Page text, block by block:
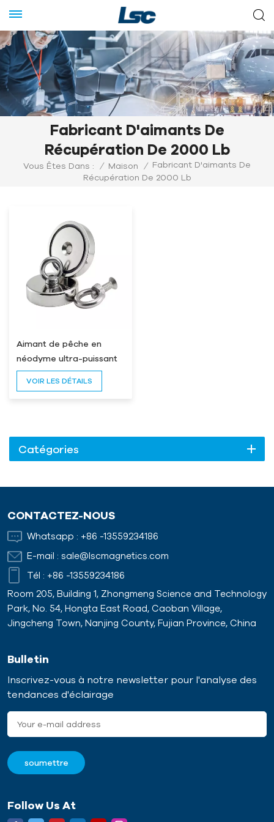
Fabricant D'aimants De
Récupération De 2000 Lb
Vous Êtes Dans : / Maison /
Fabricant D'aimants De
Récupération De 2000 Lb
Aimant de pêche en
néodyme ultra-puissant
de 2000 lb, personnalisé
VOIR LES DÉTAILS
Catégories
CONTACTEZ-NOUS
Whatsapp : +86 -13559234186
E-mail : sale@lscmagnetics.com
Tél : +86 -13559234186
Room 205, Building 1, Zhongmeng Science and Technology
Park, No. 54, Hongta East Road, Caoban Village,
Jingcheng Town, Nanjing County, Fujian Province, China
Bulletin
Inscrivez-vous à notre newsletter pour l'analyse des
tendances d'éclairage
Follow Us At